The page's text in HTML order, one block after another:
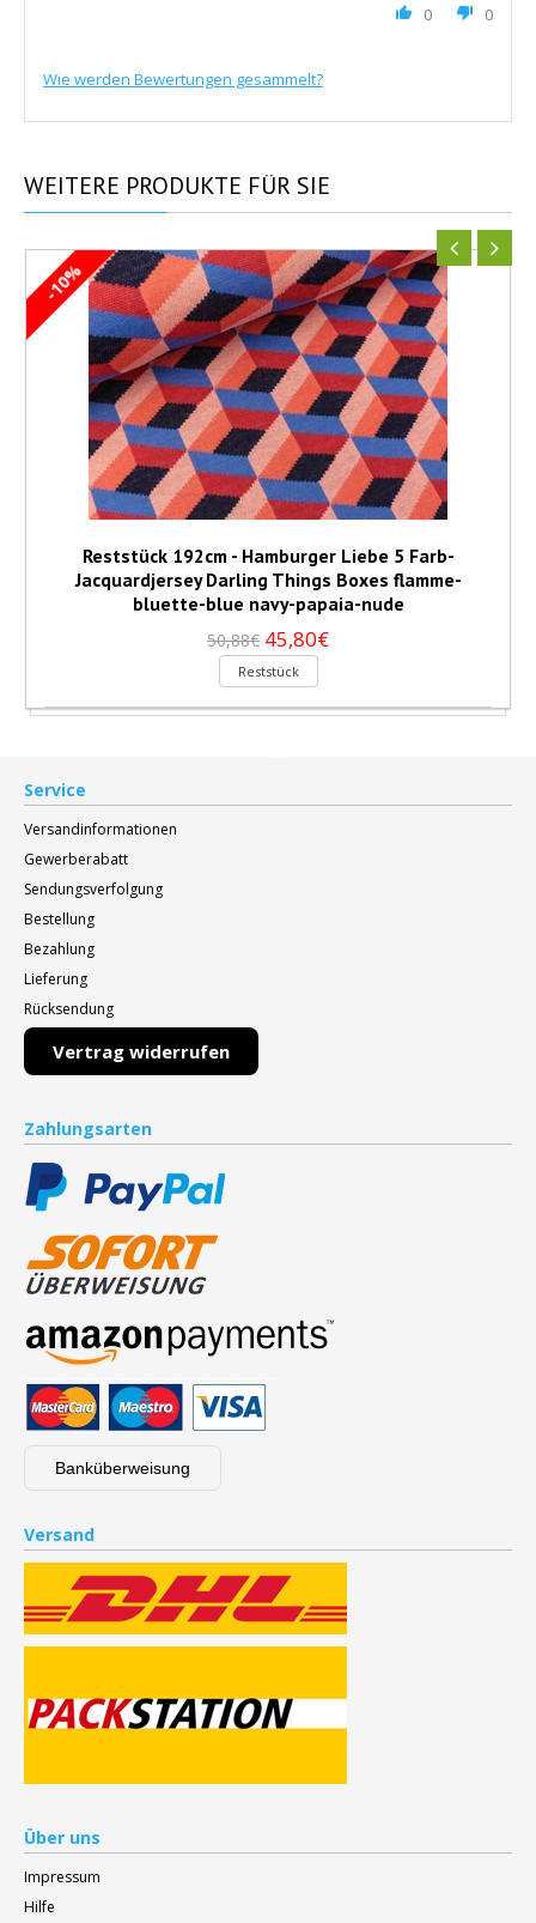
0 0
Wie werden Bewertungen gesammelt?
WEITERE PRODUKTE FÜR SIE
-10%
Reststück 192cm - Hamburger Liebe 5 Farb-
Jacquardjersey Darling Things Boxes flamme-
bluette-blue navy-papaia-nude
50,88€ 45,80€
Reststück
Service
Versandinformationen
Gewerberabatt
Sendungsverfolgung
Bestellung
Bezahlung
Lieferung
Rücksendung
Vertrag widerrufen
Zahlungsarten
Banküberweisung
Versand
Über uns
Impressum
Hilfe